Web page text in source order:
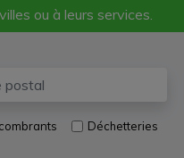
ou à leurs services.
Déchetteries